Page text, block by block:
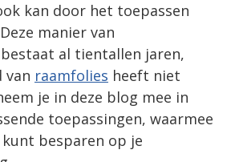
kan door het toepassen
manier van
al tientallen jaren,
van raamfolies heeft niet
je in deze blog mee in
toepassingen, waarmee
besparen op je